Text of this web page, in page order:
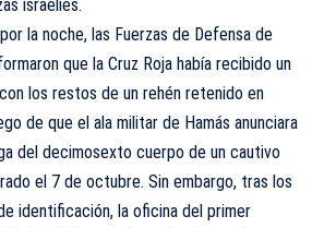
israelíes.
la noche, las Fuerzas de Defensa de
que la Cruz Roja había recibido un
los restos de un rehén retenido en
de que el ala militar de Hamás anunciara
del decimosexto cuerpo de un cautivo
el 7 de octubre. Sin embargo, tras los
identificación, la oficina del primer